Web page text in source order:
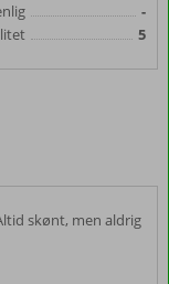
-
5
skønt, men aldrig